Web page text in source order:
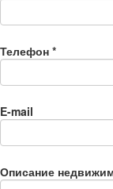
Телефон *
E-mail
Описание